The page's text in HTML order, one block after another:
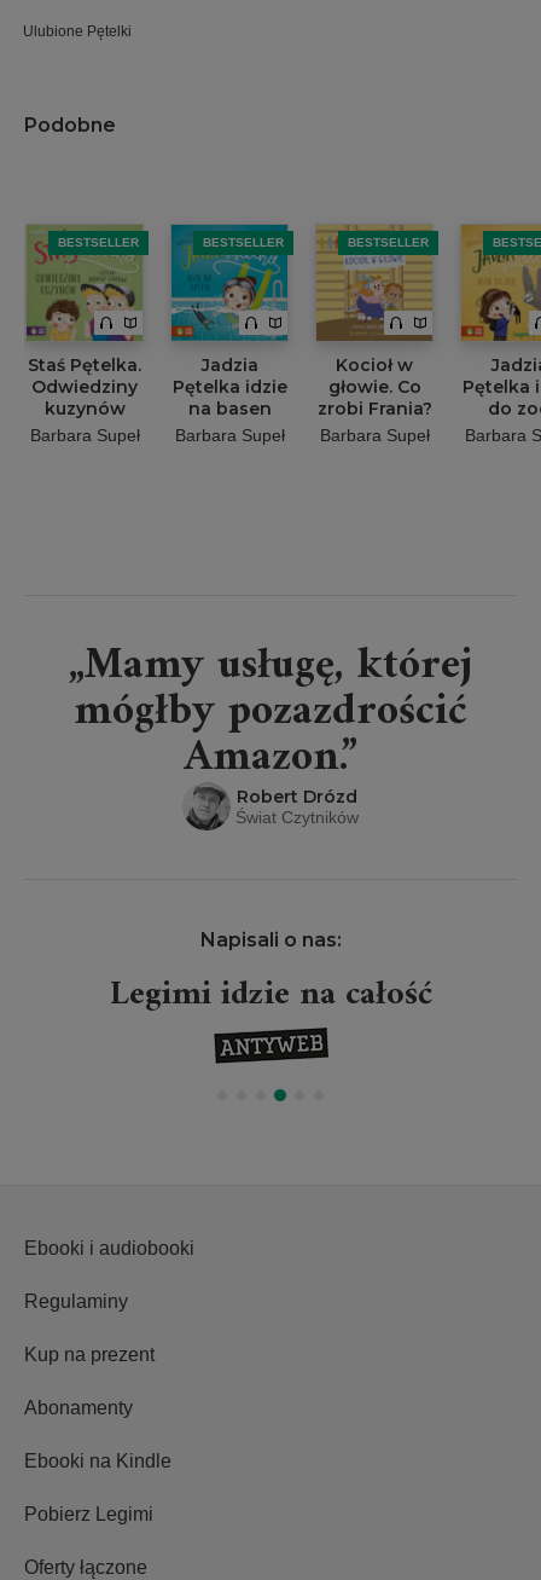
Ulubione Pętelki
Podobne
BESTSELLER
Staś Pętelka.
Odwiedziny
kuzynów
Barbara Supeł
BESTSELLER
Jadzia
Pętelka idzie
na basen
Barbara Supeł
BESTSELLER
Kocioł w
głowie. Co
zrobi Frania?
Barbara Supeł
Pętelka
do
Barbara
„Mamy usługę, której
mógłby pozazdrościć
Amazon.”
Robert Drózd
Świat Czytników
Napisali o nas:
Legimi idzie na całość
Ebooki i audiobooki
Regulaminy
Kup na prezent
Abonamenty
Ebooki na Kindle
Pobierz Legimi
Oferty łączone